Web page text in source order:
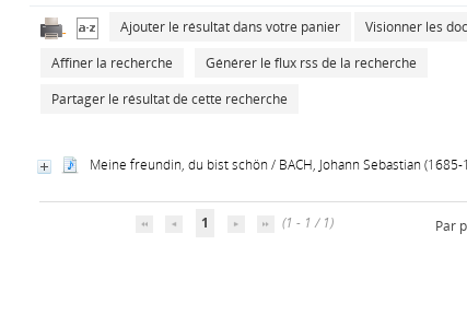
Ajouter le résultat dans votre panier
Visionner les
Affiner la recherche
Générer le flux rss de la recherche
Partager le résultat de cette recherche
Meine freundin, du bist schön / BACH, Johann Sebastian (1685-
1 (1 - 1 / 1) Par